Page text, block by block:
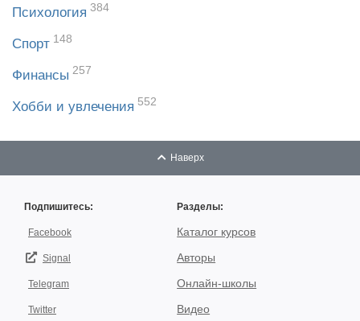
Психология 384
Спорт 148
Финансы 257
Хобби и увлечения 552
Наверх
Подпишитесь:
Facebook
Signal
Telegram
Twitter
Разделы:
Каталог курсов
Авторы
Онлайн-школы
Видео